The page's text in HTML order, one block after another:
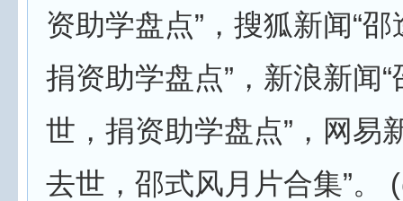
资助学盘点”，搜狐新闻“
捐资助学盘点”，新浪新闻
世，捐资助学盘点”，网易
去世，邵式风月片合集”。